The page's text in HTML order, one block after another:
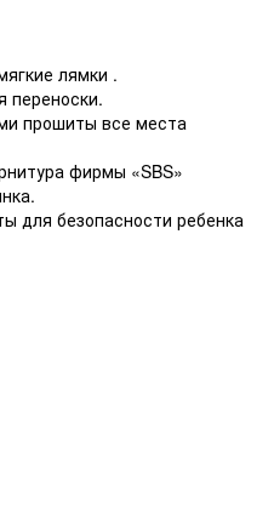
лямки .
переноски.
прошиты все места
фирмы «SBS»
для безопасности ребенка